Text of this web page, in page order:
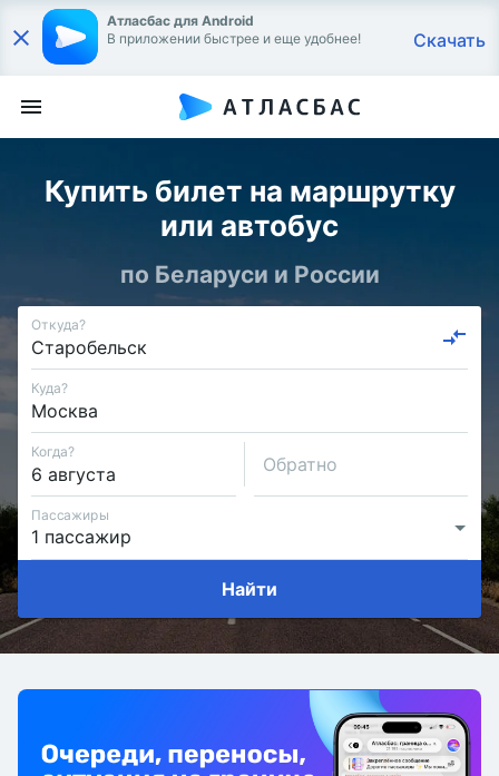
Атласбас для Android
В приложении быстрее и еще удобнее!
Скачать
Купить билет на маршрутку
или автобус
по Беларуси и России
Откуда?
Куда?
Когда?
Обратно
Пассажиры
Найти